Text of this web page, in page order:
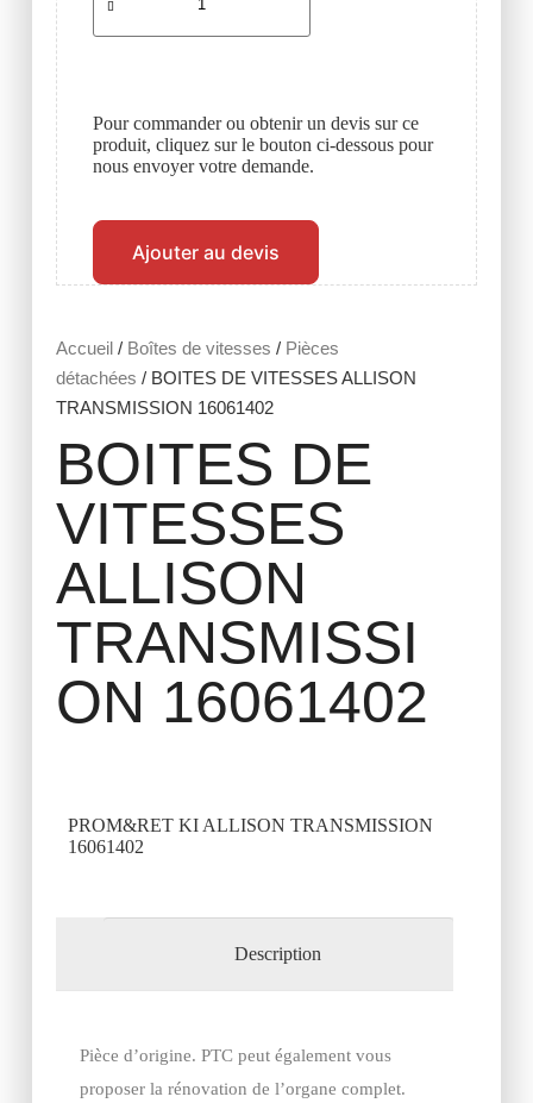
Accueil/ Boîtes de vitesses / Pièces
détachées / BOITES DE VITESSES ALLISON
TRANSMISSION 16061402
BOITES DE
VITESSES
ALLISON
TRANSMISSI
ON 16061402
PROM&RET KI ALLISON TRANSMISSION
16061402
Description
Pièce d’origine. PTC peut également vous
proposer la rénovation de l’organe complet.
Pour commander ou obtenir un devis sur ce
produit, cliquez sur le bouton ci-dessous pour
nous envoyer votre demande.
Ajouter au devis